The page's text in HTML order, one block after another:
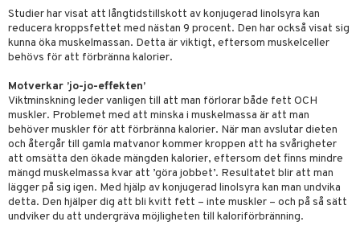
Studier har visat att långtidstillskott av konjugerad linolsyra kan
reducera kroppsfettet med nästan 9 procent. Den har också visat sig
kunna öka muskelmassan. Detta är viktigt, eftersom muskelceller
behövs för att förbränna kalorier.
Motverkar ’jo-jo-effekten’
Viktminskning leder vanligen till att man förlorar både fett OCH
muskler. Problemet med att minska i muskelmassa är att man
behöver muskler för att förbränna kalorier. När man avslutar dieten
och återgår till gamla matvanor kommer kroppen att ha svårigheter
att omsätta den ökade mängden kalorier, eftersom det finns mindre
mängd muskelmassa kvar att ’göra jobbet’. Resultatet blir att man
lägger på sig igen. Med hjälp av konjugerad linolsyra kan man undvika
detta. Den hjälper dig att bli kvitt fett – inte muskler – och på så sätt
undviker du att undergräva möjligheten till kaloriförbränning.